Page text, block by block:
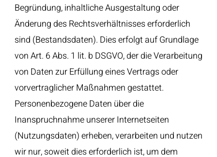
Begründung, inhaltliche Ausgestaltung oder
Änderung des Rechtsverhältnisses erforderlich
sind (Bestandsdaten). Dies erfolgt auf Grundlage
von Art. 6 Abs. 1 lit. b DSGVO, der die Verarbeitung
von Daten zur Erfüllung eines Vertrags oder
vorvertraglicher Maßnahmen gestattet.
Personenbezogene Daten über die
Inanspruchnahme unserer Internetseiten
(Nutzungsdaten) erheben, verarbeiten und nutzen
wir nur, soweit dies erforderlich ist, um dem